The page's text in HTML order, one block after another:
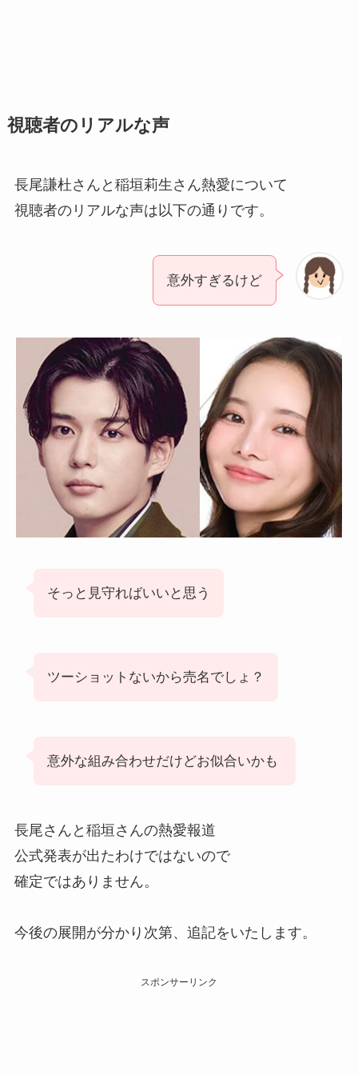
視聴者のリアルな声
長尾謙杜さんと稲垣莉生さん熱愛について
視聴者のリアルな声は以下の通りです。
意外すぎるけど
そっと見守ればいいと思う
ツーショットないから売名でしょ？
意外な組み合わせだけどお似合いかも
長尾さんと稲垣さんの熱愛報道
公式発表が出たわけではないので
確定ではありません。
今後の展開が分かり次第、追記をいたします。
スポンサーリンク